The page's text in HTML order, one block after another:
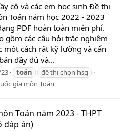
cô và các em học sinh Đề thi
Toán năm học 2022 - 2023
PDF hoàn toàn miễn phí.
gồm các câu hỏi trắc nghiệm
cách rất kỹ lưỡng và cẩn
đầy đủ và...
toán
đề thi chọn hsg
gia môn Toán
Toán năm 2023 - THPT
đáp án)